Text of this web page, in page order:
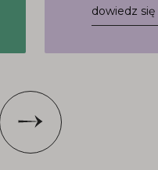
dowiedz się